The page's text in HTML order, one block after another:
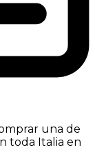
una de
toda Italia en